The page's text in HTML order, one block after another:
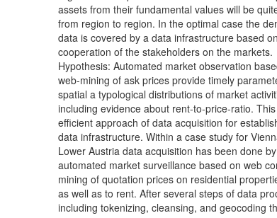
assets from their fundamental values will be
from region to region. In the optimal case the
data is covered by a data infrastructure based on
cooperation of the stakeholders on the markets.
Hypothesis: Automated market observation
web-mining of ask prices provide timely
spatial a typological distributions of market
including evidence about rent-to-price-ratio.
efficient approach of data acquisition for
data infrastructure. Within a case study for
Lower Austria data acquisition has been done by
automated market surveillance based on web
mining of quotation prices on residential
as well as to rent. After several steps of data
including tokenizing, cleansing, and geocoding